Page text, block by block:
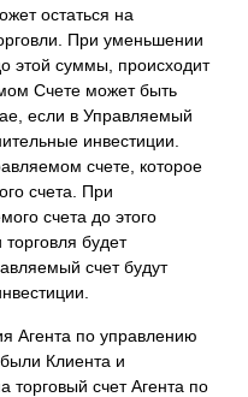
остаться на
При уменьшении
этой суммы, происходит
Счете может быть
если в Управляемый
инвестиции.
счете, которое
счета. При
счета до этого
будет
счет будут
Агента по управлению
Клиента и
торговый счет Агента по